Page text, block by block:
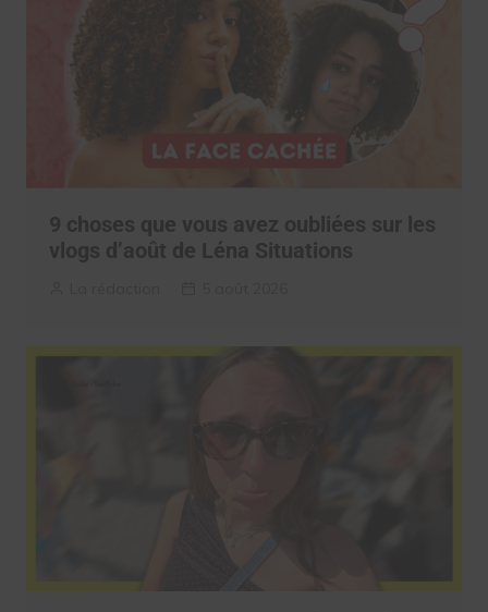
9 choses que vous avez oubliées sur les
vlogs d’août de Léna Situations